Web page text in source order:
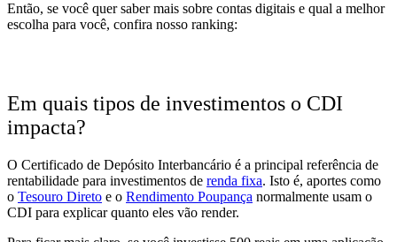
Então, se você quer saber mais sobre contas digitais e qual a melhor
escolha para você, confira nosso ranking:
Em quais tipos de investimentos o CDI
impacta?
O Certificado de Depósito Interbancário é a principal referência de
rentabilidade para investimentos de renda fixa. Isto é, aportes como
o Tesouro Direto e o Rendimento Poupança normalmente usam o
CDI para explicar quanto eles vão render.